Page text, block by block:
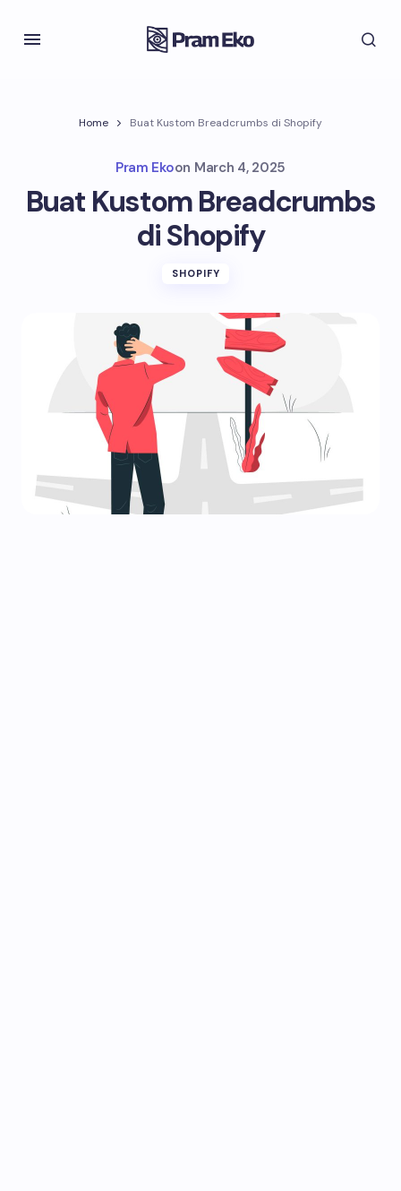
Home Buat Kustom Breadcrumbs di Shopify
Pram Ekoon March 4, 2025
Buat Kustom Breadcrumbs
di Shopify
SHOPIFY